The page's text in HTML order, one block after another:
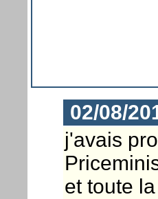
02/08/
j'avais
et toute